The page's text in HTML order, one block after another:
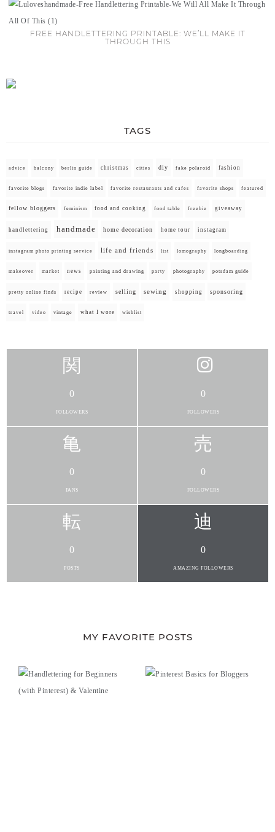
FREE HANDLETTERING PRINTABLE: WE’LL MAKE IT
THROUGH THIS
TAGS
advice balcony berlin guide christmas cities diy fake polaroid fashion
favorite blogs favorite indie label favorite restaurants and cafes favorite shops featured
fellow bloggers feminism food and cooking food table freebie giveaway
handlettering handmade home decoration home tour instagram
instagram photo printing service life and friends list lomography longboarding
makeover market news painting and drawing party photography potsdam guide
pretty online finds recipe review selling sewing shopping sponsoring
travel video vintage what I wore wishlist
0
FOLLOWERS
0
FOLLOWERS
0
FANS
0
FOLLOWERS
0
POSTS
0
AMAZING FOLLOWERS
MY FAVORITE POSTS